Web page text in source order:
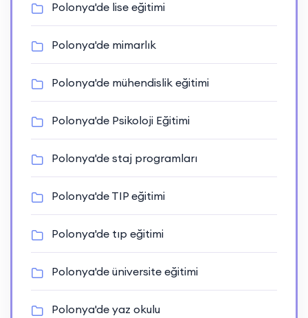
Polonya'de lise eğitimi
Polonya'de mimarlık
Polonya'de mühendislik eğitimi
Polonya'de Psikoloji Eğitimi
Polonya'de staj programları
Polonya'de TIP eğitimi
Polonya'de tıp eğitimi
Polonya'de üniversite eğitimi
Polonya'de yaz okulu